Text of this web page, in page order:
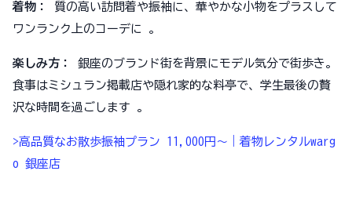
着物：
質の高い訪問着や振袖に、華やかな小物をプラスして
ワンランク上のコーデに 。
楽しみ方：
銀座のブランド街を背景にモデル気分で街歩き。
食事はミシュラン掲載店や隠れ家的な料亭で、学生最後の贅
沢な時間を過ごします 。
>高品質なお散歩振袖プラン 11,000円～｜着物レンタルwarg
o 銀座店